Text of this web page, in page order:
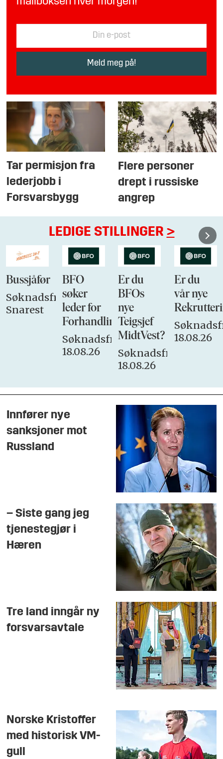
Tar permisjon fra
lederjobb i
Forsvarsbygg
Flere personer
drept i russiske
angrep
LEDIGE STILLINGER >
Bussjåfør
Søknadsfrist:
Snarest
BFO
søker
leder for
Forhandlingsutvalget
Søknadsfrist:
18.08.26
Er du
BFOs
nye
Teigsjef
MidtVest?
Søknadsfrist:
18.08.26
Er du
vår nye
18.08.26
Innfører nye
sanksjoner mot
Russland
– Siste gang jeg
tjenestegjør i
Hæren
Tre land inngår ny
forsvarsavtale
Norske Kristoffer
med historisk VM-
gull